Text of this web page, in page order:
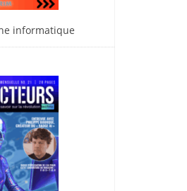
informatique